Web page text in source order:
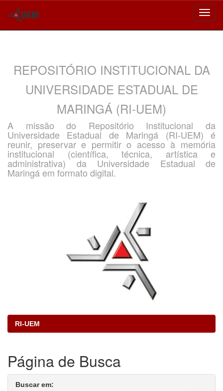
REPOSITÓRIO INSTITUCIONAL DA
UNIVERSIDADE ESTADUAL DE
MARINGÁ (RI-UEM)
A missão do Repositório Institucional da
Universidade Estadual de Maringá (RI-UEM) é
reunir, preservar e permitir o acesso à memória
institucional (científica, técnica, artística e
administrativa) da Universidade Estadual de
Maringá em formato digital.
RI-UEM
Página de Busca
Buscar em: